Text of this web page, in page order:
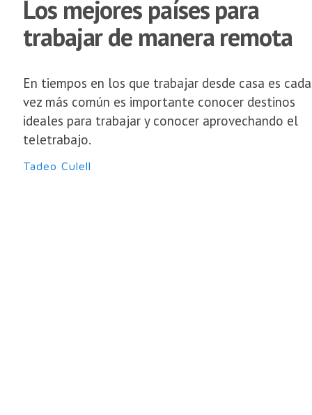
Los mejores países para
trabajar de manera remota
En tiempos en los que trabajar desde casa es cada
vez más común es importante conocer destinos
ideales para trabajar y conocer aprovechando el
teletrabajo.
Tadeo Culell